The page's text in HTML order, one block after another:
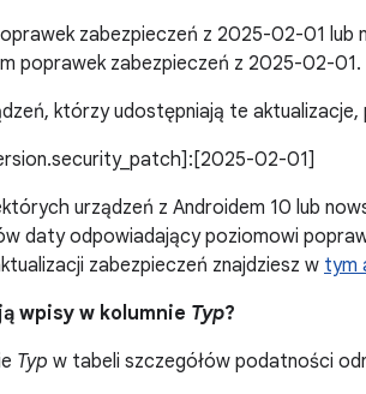
zabezpieczeń z 2025-02-01 lub
poprawek zabezpieczeń z 2025-02-01.
którzy udostępniają te
02-01]
urządzeń z Androidem 10 lub
daty odpowiadający poziomowi
zabezpieczeń znajdziesz w tym
wpisy w kolumnie Typ?
Typ w tabeli szczegółów podatności